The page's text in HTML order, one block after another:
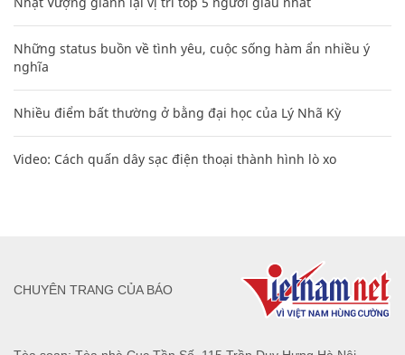
Những status buồn về tình yêu, cuộc sống hàm ẩn nhiều ý
nghĩa
Nhiều điểm bất thường ở bằng đại học của Lý Nhã Kỳ
Video: Cách quấn dây sạc điện thoại thành hình lò xo
CHUYÊN TRANG CỦA BÁO